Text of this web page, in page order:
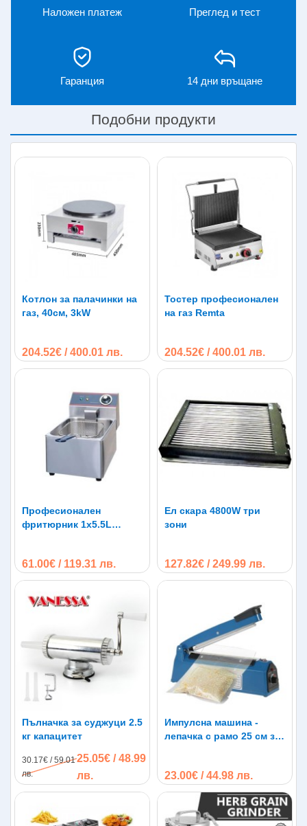
мини палачинки. Развихрете въображението си и
създайте най-апетитното изкушение, което може да си
нагряване и изстиване, което от съществено значение
за равномерното изпичане и постигането на оптимален
Ползи и предимства:
Корпус от неръждаема стомана
Цвят: черен
Лесен за работа
Чекмедже за съхранение на готовата продукция
Характеристики:
Мощност 3000 W
Електрически
Терморегулатор 50 – 300 градуса
Наложен платеж Преглед и тест
Гаранция 14 дни връщане
Подобни продукти
Котлон за палачинки на
газ, 40см, 3kW
204.52€ / 400.01 лв.
Тостер професионален
на газ Remta
204.52€ / 400.01 лв.
Професионален
фритюрник 1х5.5L
61.00€ / 119.31 лв.
Ел скара 4800W три
зони
127.82€ / 249.99 лв.
Пълначка за суджуци 2.5
кг капацитет
30.17€ / 59.01
лв.
25.05€ / 48.99
лв.
Импулсна машина -
лепачка с рамо 25 см за
23.00€ / 44.98 лв.